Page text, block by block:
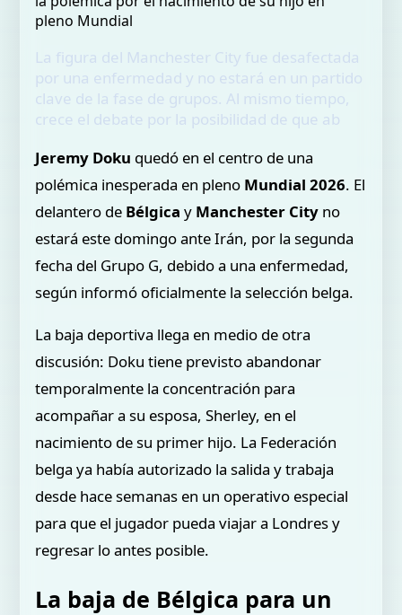
La figura del Manchester City fue desafectada
por una enfermedad y no estará en un partido
clave de la fase de grupos. Al mismo tiempo,
crece el debate por la posibilidad de que ab
Jeremy Doku quedó en el centro de una
polémica inesperada en pleno Mundial 2026. El
delantero de Bélgicay Manchester City no
estará este domingo ante Irán, por la segunda
fecha del Grupo G, debido a una enfermedad,
según informó oficialmente la selección belga.
La baja deportiva llega en medio de otra
discusión: Doku tiene previsto abandonar
temporalmente la concentración para
acompañar a su esposa, Sherley, en el
nacimiento de su primer hijo. La Federación
belga ya había autorizado la salida y trabaja
desde hace semanas en un operativo especial
para que el jugador pueda viajar a Londres y
regresar lo antes posible.
La baja de Bélgica para un